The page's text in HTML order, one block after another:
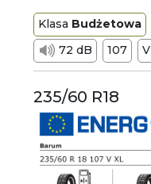
Klasa Budżetowa
72 dB
107 V
235/60 R18